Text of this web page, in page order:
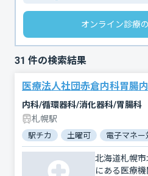
オンライン診療
31 件の検索結果
医療法人社団赤倉内科胃腸
内科/循環器科/消化器科/胃腸科
札幌駅
駅チカ 土曜可 電子マネー
北海道札幌
にある医療機